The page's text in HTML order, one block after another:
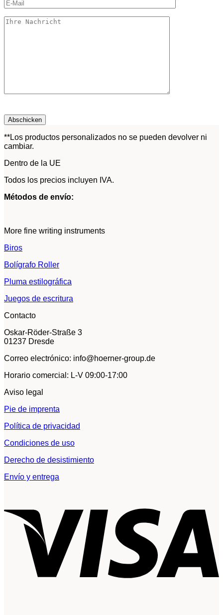
**Los productos personalizados no se pueden devolver ni
cambiar.
Dentro de la UE
Todos los precios incluyen IVA.
Métodos de envío:
More fine writing instruments
Biros
Bolígrafo Roller
Pluma estilográfica
Juegos de escritura
Contacto
Oskar-Röder-Straße 3
01237 Dresde
Correo electrónico: info@hoerner-group.de
Horario comercial: L-V 09:00-17:00
Aviso legal
Pie de imprenta
Política de privacidad
Condiciones de uso
Derecho de desistimiento
Envío y entrega